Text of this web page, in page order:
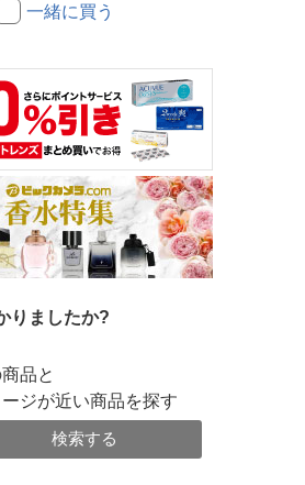
一緒に買う
りましたか?
品と
ジが近い商品を探す
検索する